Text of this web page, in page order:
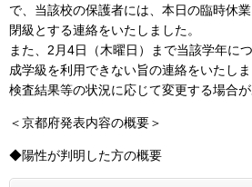
で、当該校の保護者には、本日の臨時休
閉級とする連絡をいたしました。
また、2月4日（木曜日）まで当該学年に
成学級を利用できない旨の連絡をいたしま
検査結果等の状況に応じて変更する場合が
＜京都府発表内容の概要＞
◆陽性が判明した方の概要